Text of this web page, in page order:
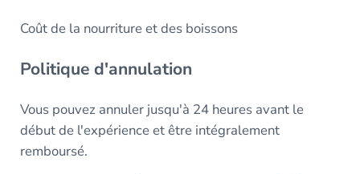
Coût de la nourriture et des boissons
Politique d'annulation
Vous pouvez annuler jusqu'à 24 heures avant le
début de l'expérience et être intégralement
remboursé.